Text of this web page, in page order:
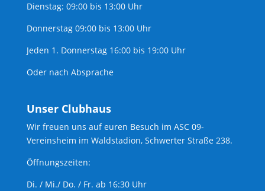
Dienstag: 09:00 bis 13:00 Uhr
Donnerstag 09:00 bis 13:00 Uhr
Jeden 1. Donnerstag 16:00 bis 19:00 Uhr
Oder nach Absprache
Unser Clubhaus
Wir freuen uns auf euren Besuch im ASC 09-
Vereinsheim im Waldstadion, Schwerter Straße 238.
Öffnungszeiten:
Di. / Mi./ Do. / Fr. ab 16:30 Uhr